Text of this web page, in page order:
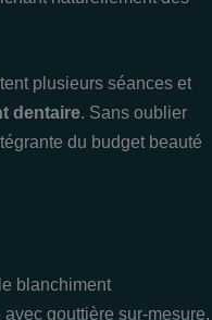
plusieurs séances et
dentaire. Sans oublier
du budget beauté
blanchiment
gouttière sur-mesure,